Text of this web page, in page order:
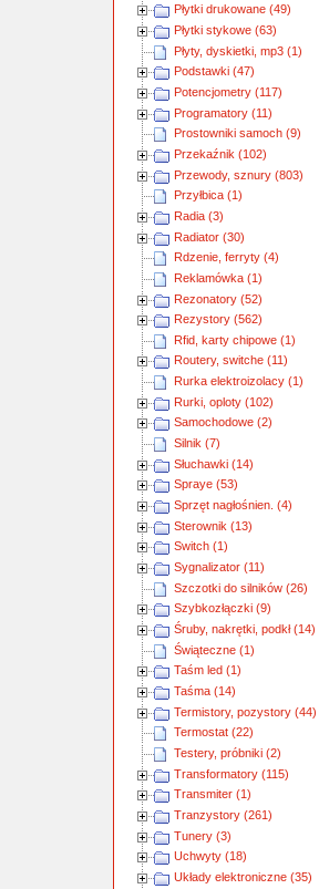
Płytki drukowane (49)
Płytki stykowe (63)
Płyty, dyskietki, mp3 (1)
Podstawki (47)
Potencjometry (117)
Programatory (11)
Prostowniki samoch (9)
Przekaźnik (102)
Przewody, sznury (803)
Przyłbica (1)
Radia (3)
Radiator (30)
Rdzenie, ferryty (4)
Reklamówka (1)
Rezonatory (52)
Rezystory (562)
Rfid, karty chipowe (1)
Routery, switche (11)
Rurka elektroizolacy (1)
Rurki, oploty (102)
Samochodowe (2)
Silnik (7)
Słuchawki (14)
Spraye (53)
Sprzęt nagłośnien. (4)
Sterownik (13)
Switch (1)
Sygnalizator (11)
Szczotki do silników (26)
Szybkozłączki (9)
Śruby, nakrętki, podkł (14)
Świąteczne (1)
Taśm led (1)
Taśma (14)
Termistory, pozystory (44)
Termostat (22)
Testery, próbniki (2)
Transformatory (115)
Transmiter (1)
Tranzystory (261)
Tunery (3)
Uchwyty (18)
Układy elektroniczne (35)